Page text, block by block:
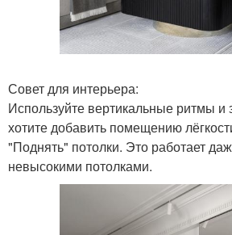
Совет для интерьера:
Используйте вертикальные ритмы и
хотите добавить помещению
"Поднять" потолки. Это работает
невысокими потолками.